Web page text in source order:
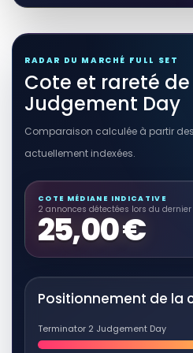
RÉSULTAT
Story Behind
Terminator
Judgement
Autres produits
Voir sur Rakuten →
RÉSULTAT
(5 Discs)
Judgement
of the
Salvation /
Extras
Autres produits
Voir sur Rakuten →
[DVD] [1991]
Autres produits
Voir sur Rakuten
RADAR DU MARCHÉ FULL SET
Cote et rareté
Judgement Day
Comparaison calculée à partir
actuellement indexées.
COTE MÉDIANE INDICATIVE
2 annonces détectées lors du dernier
25,00 €
Positionnement de la
Terminator 2 Judgement Day